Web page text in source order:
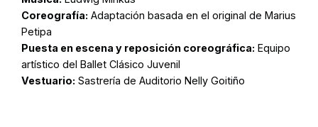
Coreografía: Adaptación basada en el original de Marius
Petipa
Puesta en escena y reposición coreográfica: Equipo
artístico del Ballet Clásico Juvenil
Vestuario: Sastrería de Auditorio Nelly Goitiño